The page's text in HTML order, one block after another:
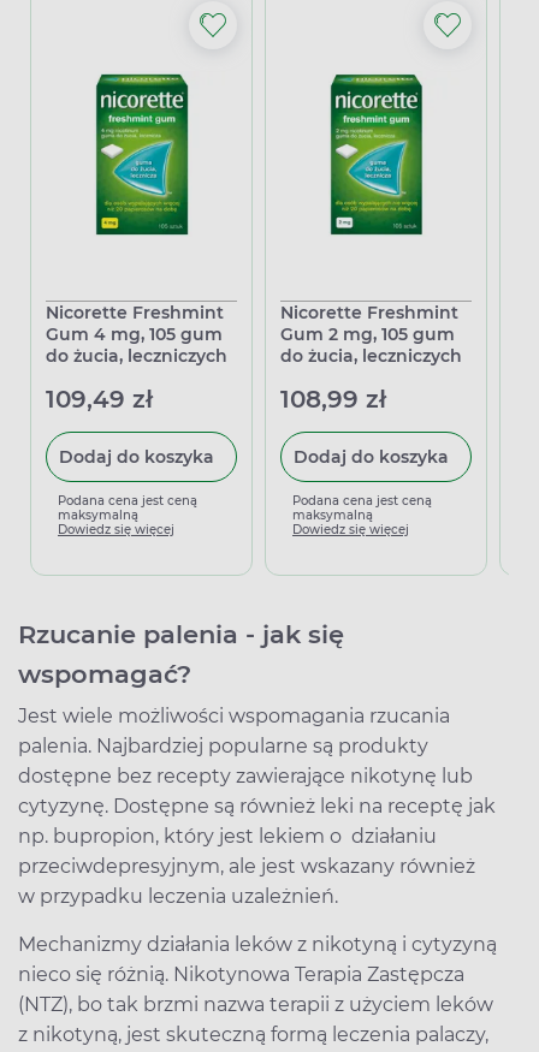
Nicorette Freshmint
Gum 4 mg, 105 gum
do żucia, leczniczych
109,49 zł
Dodaj do koszyka
Podana cena jest ceną
maksymalną
Dowiedz się więcej
Nicorette Freshmint
Gum 2 mg, 105 gum
do żucia, leczniczych
108,99 zł
Dodaj do koszyka
Podana cena jest ceną
maksymalną
Dowiedz się więcej
Rzucanie palenia - jak się
wspomagać?
Jest wiele możliwości wspomagania rzucania
palenia. Najbardziej popularne są produkty
dostępne bez recepty zawierające nikotynę lub
cytyzynę. Dostępne są również leki na receptę jak
np. bupropion, który jest lekiem o działaniu
przeciwdepresyjnym, ale jest wskazany również
w przypadku leczenia uzależnień.
Mechanizmy działania leków z nikotyną i cytyzyną
nieco się różnią. Nikotynowa Terapia Zastępcza
(NTZ), bo tak brzmi nazwa terapii z użyciem leków
z nikotyną, jest skuteczną formą leczenia palaczy,